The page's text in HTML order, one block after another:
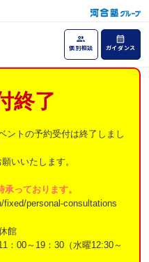
個別相談 ガイダンス
終了
ントの予約受付は終了しまし
いいたします。
っております。
personal-consultations
館
：00～19：30（水曜12:30～